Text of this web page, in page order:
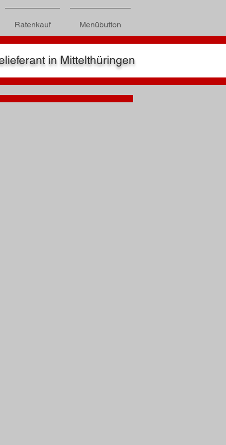
Ratenkauf Menübutton
in Mittelthüringen